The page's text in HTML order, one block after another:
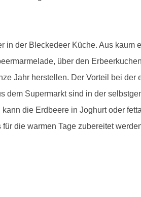
in der Bleckedeer Küche. Aus
über den
Jahr herstellen. Der Vorteil bei
dem Supermarkt sind in der
die Erdbeere in Joghurt oder
die warmen Tage zubereitet